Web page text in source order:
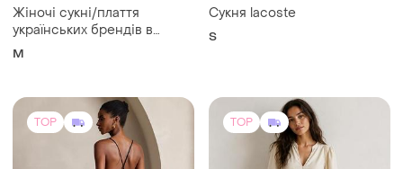
Жіночі сукні/плаття
українських брендів в
розмірі м
M
Сукня lacoste
S
TOP TOP